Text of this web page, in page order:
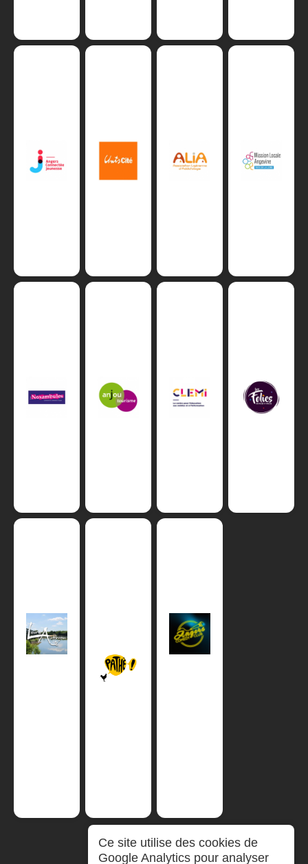
Ce site utilise des cookies de
Google Analytics pour analyser